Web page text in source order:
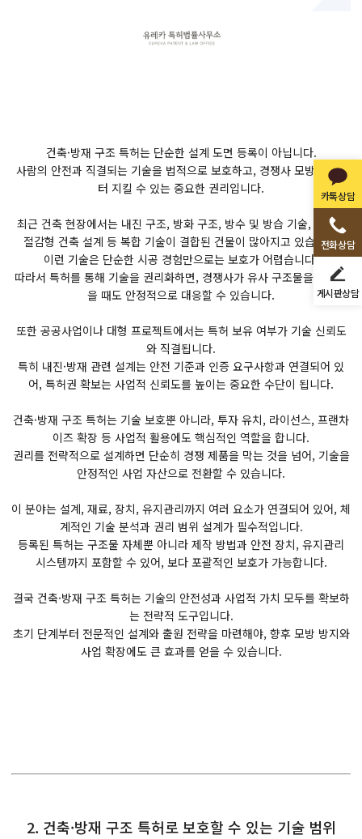
카톡상담
전화상담
게시판상담
건축·방재 구조 특허는 단순한 설계 도면 등록이 아닙니다.
사람의 안전과 직결되는 기술을 법적으로 보호하고, 경쟁사 모방으로부
터 지킬 수 있는 중요한 권리입니다.
최근 건축 현장에서는 내진 구조, 방화 구조, 방수 및 방습 기술, 에너지
절감형 건축 설계 등 복합 기술이 결합된 건물이 많아지고 있습니다.
이런 기술은 단순한 시공 경험만으로는 보호가 어렵습니다.
따라서 특허를 통해 기술을 권리화하면, 경쟁사가 유사 구조물을 개발했
을 때도 안정적으로 대응할 수 있습니다.
또한 공공사업이나 대형 프로젝트에서는 특허 보유 여부가 기술 신뢰도
와 직결됩니다.
특히 내진·방재 관련 설계는 안전 기준과 인증 요구사항과 연결되어 있
어, 특허권 확보는 사업적 신뢰도를 높이는 중요한 수단이 됩니다.
건축·방재 구조 특허는 기술 보호뿐 아니라, 투자 유치, 라이선스, 프랜차
이즈 확장 등 사업적 활용에도 핵심적인 역할을 합니다.
권리를 전략적으로 설계하면 단순히 경쟁 제품을 막는 것을 넘어, 기술을
안정적인 사업 자산으로 전환할 수 있습니다.
이 분야는 설계, 재료, 장치, 유지관리까지 여러 요소가 연결되어 있어, 체
계적인 기술 분석과 권리 범위 설계가 필수적입니다.
등록된 특허는 구조물 자체뿐 아니라 제작 방법과 안전 장치, 유지관리
시스템까지 포함할 수 있어, 보다 포괄적인 보호가 가능합니다.
결국 건축·방재 구조 특허는 기술의 안전성과 사업적 가치 모두를 확보하
는 전략적 도구입니다.
초기 단계부터 전문적인 설계와 출원 전략을 마련해야, 향후 모방 방지와
사업 확장에도 큰 효과를 얻을 수 있습니다.
2. 건축·방재 구조 특허로 보호할 수 있는 기술 범위